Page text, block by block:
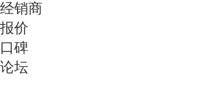
经销商
报价
口碑
论坛